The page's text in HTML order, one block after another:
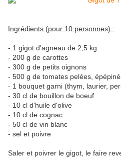
Ingrédients (pour 10 personnes) :
- 1 gigot d'agneau de 2,5 kg
- 200 g de carottes
- 300 g de petits oignons
- 500 g de tomates pelées,
- 1 bouquet garni (thym, laurier,
- 30 cl de bouillon de boeuf
- 10 cl d'huile d'olive
- 10 cl de cognac
- 50 cl de vin blanc
- sel et poivre
Saler et poivrer le gigot, le faire